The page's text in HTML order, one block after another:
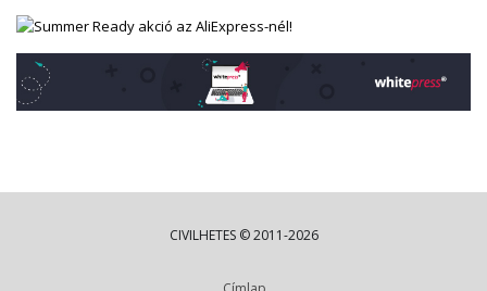
CIVILHETES © 2011-2026